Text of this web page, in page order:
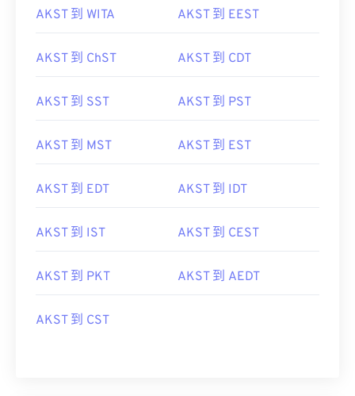
AKST 到 WITA AKST 到 EEST
AKST 到 ChST AKST 到 CDT
AKST 到 SST AKST 到 PST
AKST 到 MST AKST 到 EST
AKST 到 EDT AKST 到 IDT
AKST 到 IST AKST 到 CEST
AKST 到 PKT AKST 到 AEDT
AKST 到 CST